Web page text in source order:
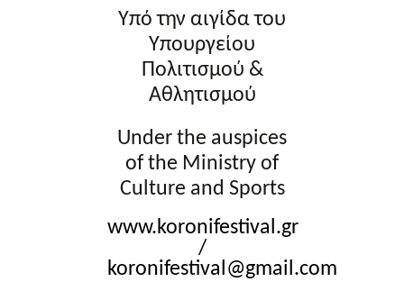
Υπό την αιγίδα του
Υπουργείου
Πολιτισμού &
Αθλητισμού
Under the auspices
of the Ministry of
Culture and Sports
www.koronifestival.gr
/
koronifestival@gmail.com